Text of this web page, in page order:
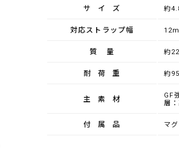
サイズ 約
対応ストラップ幅
質量 約
耐荷重 約
主素材
GF
層
付属品 マ